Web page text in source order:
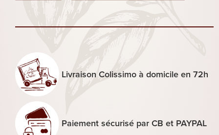
nounours
chocolat
noir
Livraison Colissimo à domicile en 72h
Paiement sécurisé par CB et PAYPAL